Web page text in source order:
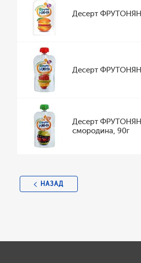
Десерт
Десерт
Десерт
смородина, 90г
НАЗАД